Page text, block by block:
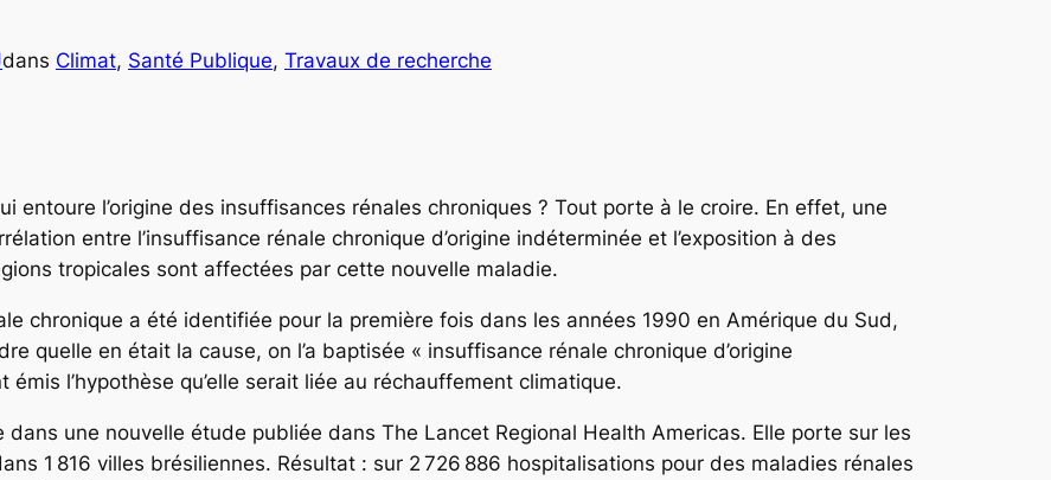
dans Climat, Santé Publique, Travaux de recherche
entoure l’origine des insuffisances rénales chroniques ? Tout porte à le croire. En effet, une
entre l’insuffisance rénale chronique d’origine indéterminée et l’exposition à des
tropicales sont affectées par cette nouvelle maladie.
chronique a été identifiée pour la première fois dans les années 1990 en Amérique du Sud,
quelle en était la cause, on l’a baptisée « insuffisance rénale chronique d’origine
l’hypothèse qu’elle serait liée au réchauffement climatique.
une nouvelle étude publiée dans The Lancet Regional Health Americas. Elle porte sur les
1 816 villes brésiliennes. Résultat : sur 2 726 886 hospitalisations pour des maladies rénales